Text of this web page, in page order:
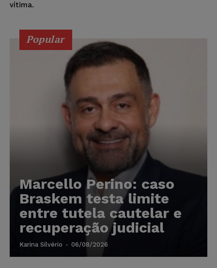
vítima.
Popular
Marcello Perino: caso
Braskem testa limite
entre tutela cautelar e
recuperação judicial
Karina Silvério - 06/08/2026